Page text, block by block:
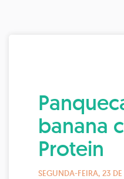
banana
Protein
SEGUNDA-FEIRA, 23